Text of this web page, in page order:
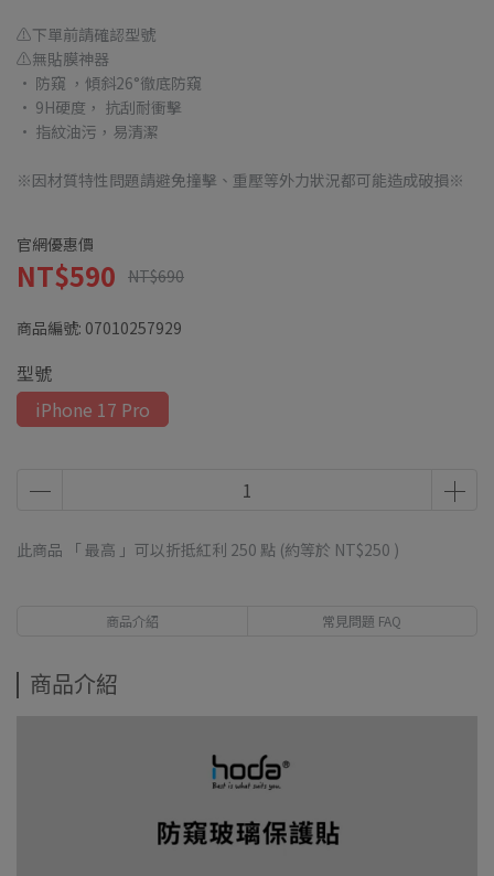
⚠️下單前請確認型號
⚠️無貼膜神器
· 防窺 ，傾斜26°徹底防窺
· 9H硬度， 抗刮耐衝擊
· 指紋油污，易清潔
※因材質特性問題請避免撞擊、重壓等外力狀況都可能造成破損※
官網優惠價
NT$590 NT$690
商品編號: 07010257929
型號
iPhone 17 Pro
此商品 「 最高 」可以折抵紅利 250 點 (約等於 NT$250 )
商品介紹 常見問題 FAQ
商品介紹